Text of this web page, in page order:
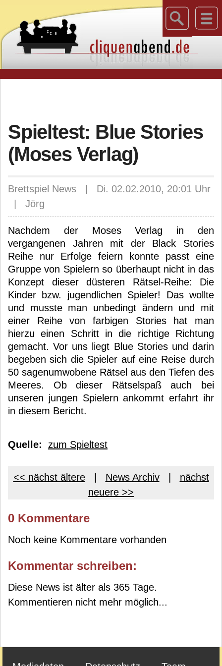
Spieltest: Blue Stories
(Moses Verlag)
Brettspiel News | Di. 02.02.2010, 20:01 Uhr
| Jörg
Nachdem der Moses Verlag in den
vergangenen Jahren mit der Black Stories
Reihe nur Erfolge feiern konnte passt eine
Gruppe von Spielern so überhaupt nicht in das
Konzept dieser düsteren Rätsel-Reihe: Die
Kinder bzw. jugendlichen Spieler! Das wollte
und musste man unbedingt ändern und mit
einer Reihe von farbigen Stories hat man
hierzu einen Schritt in die richtige Richtung
gemacht. Vor uns liegt Blue Stories und darin
begeben sich die Spieler auf eine Reise durch
50 sagenumwobene Rätsel aus den Tiefen des
Meeres. Ob dieser Rätselspaß auch bei
unseren jungen Spielern ankommt erfahrt ihr
in diesem Bericht.
Quelle: zum Spieltest
<< nächst ältere| News Archiv| nächst
neuere >>
0 Kommentare
Noch keine Kommentare vorhanden
Kommentar schreiben:
Diese News ist älter als 365 Tage.
Kommentieren nicht mehr möglich...